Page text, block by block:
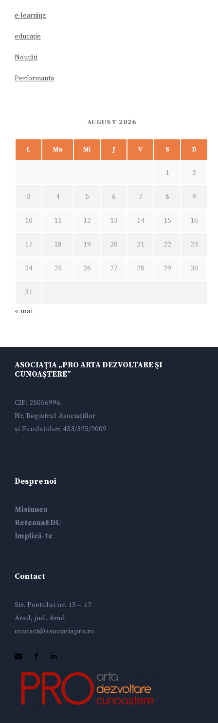
e-learning
educație
Noutăți
Performanta
AUGUST 2026
L Ma Mi J V S D
1 2
3 4 5 6 7 8 9
10 11 12 13 14 15 16
17 18 19 20 21 22 23
24 25 26 27 28 29 30
31
« mai
ASOCIAŢIA „PRO ARTA DEZVOLTARE ŞI
CUNOAŞTERE”
CIF: 25056996
Nr. Registrul Asociațiilor
și Fundațiilor: 453/325/2009
Despre noi
Misiunea
ReteauaEDU
Implică-te
Contact
Str. Poetului nr. 15 – 17
Arad, jud. Arad
contact@asociatiapro.ro